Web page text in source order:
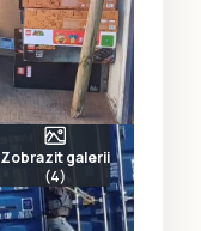
Zobrazit galerii
(4)